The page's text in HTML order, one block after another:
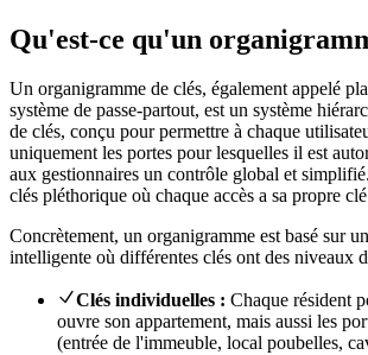
Qu'est-ce qu'un
Un organigramme de clés, également appelé
système de passe-partout, est un système
de clés, conçu pour permettre à chaque
uniquement les portes pour lesquelles il est
aux gestionnaires un contrôle global et
clés pléthorique où chaque accès a sa propre
Concrètement, un organigramme est basé sur
intelligente où différentes clés ont des niveaux
Clés individuelles : Chaque résident
ouvre son appartement, mais aussi les
(entrée de l'immeuble, local poubelles,